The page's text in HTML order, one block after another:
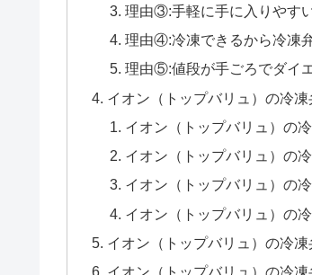
理由③:手軽に手に入りやす
理由④:冷凍できるから冷凍
理由⑤:値段が手ごろでダイ
イオン（トップバリュ）の冷
イオン（トップバリュ）の
イオン（トップバリュ）の
イオン（トップバリュ）の
イオン（トップバリュ）の
イオン（トップバリュ）の冷
イオン（トップバリュ）の冷